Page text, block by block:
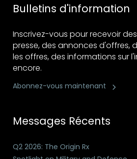
Bulletins d'information
Inscrivez-vous pour recevoir
presse, des annonces d'offres,
les offres, des informations sur
encore.
Abonnez-vous maintenant
Messages Récents
Q2 2026: The Origin Rx